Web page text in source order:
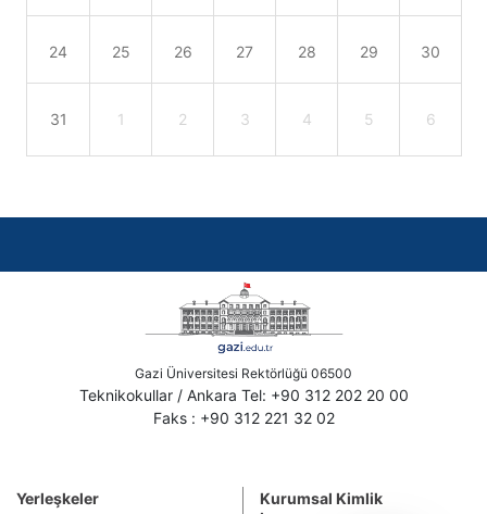
24 25 26 27 28 29 30
31 1 2 3 4 5 6
Gazi Üniversitesi Rektörlüğü 06500
Teknikokullar / Ankara Tel: +90 312 202 20 00
Faks : +90 312 221 32 02
Yerleşkeler
Kurumsal Kimlik